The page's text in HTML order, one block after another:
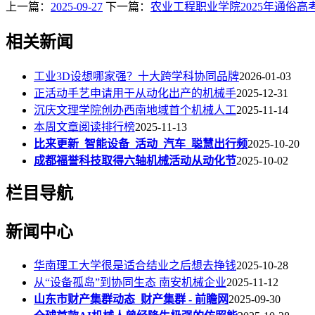
上一篇： 2025-09-27 下一篇： 农业工程职业学院2025年通俗高
相关新闻
工业3D设想哪家强？十大跨学科协同品牌2026-01-03
正活动手艺申请用于从动化出产的机械手2025-12-31
沉庆文理学院创办西南地域首个机械人工2025-11-14
本周文章阅读排行榜2025-11-13
比来更新_智能设备_活动_汽车_聪慧出行频2025-10-20
成都福誉科技取得六轴机械活动从动化节2025-10-02
栏目导航
新闻中心
华南理工大学很是适合结业之后想去挣钱2025-10-28
从“设备孤岛”到协同生态 南安机械企业2025-11-12
山东市财产集群动态_财产集群 - 前瞻网2025-09-30